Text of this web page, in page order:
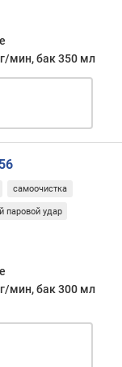
мин, бак 350 мл
самоочистка
паровой удар
мин, бак 300 мл